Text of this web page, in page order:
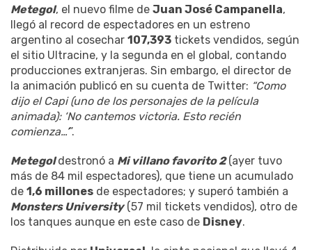
Metegol, el nuevo filme de Juan José Campanella,
llegó al record de espectadores en un estreno
argentino al cosechar 107,393 tickets vendidos, según
el sitio Ultracine, y la segunda en el global, contando
producciones extranjeras. Sin embargo, el director de
la animación publicó en su cuenta de Twitter: “Como
dijo el Capi (uno de los personajes de la película
animada): ‘No cantemos victoria. Esto recién
comienza…’”.
Metegoldestronó a Mi villano favorito 2(ayer tuvo
más de 84 mil espectadores), que tiene un acumulado
de 1,6 millones de espectadores; y superó también a
Monsters University(57 mil tickets vendidos), otro de
los tanques aunque en este caso de Disney.